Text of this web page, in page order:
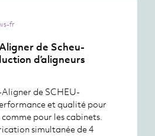
fr
de Scheu-
d’aligneurs
Aligner de SCHEU-
et qualité pour
pour les cabinets.
simultanée de 4